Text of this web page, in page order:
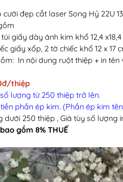
cưới đẹp cắt laser Song Hỷ 22U
giấy dày ánh kim khổ 12,4
giấy xốp, 2 tờ chiếc khổ 12 x 17
In nội dung ruột thiệp + in tên
thiệp
lượng từ 250 thiệp trở lên.
phần ép kim. (Phần ép kim
dưới 250 thiệp , Giá tùy số lượng
gồm 8% THUẾ